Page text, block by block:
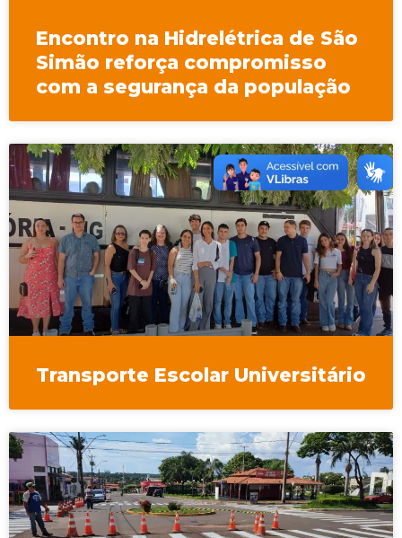
Encontro na Hidrelétrica de São
Simão reforça compromisso
com a segurança da população
Transporte Escolar Universitário